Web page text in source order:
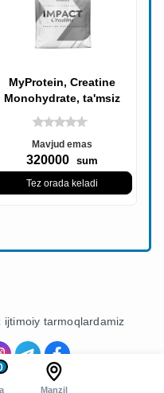
MyProtein, Creatine
Monohydrate, ta'msiz
500g
Mavjud emas
320000 sum
Tez orada keladi
Manzil
ijtimoiy tarmoqlardamiz